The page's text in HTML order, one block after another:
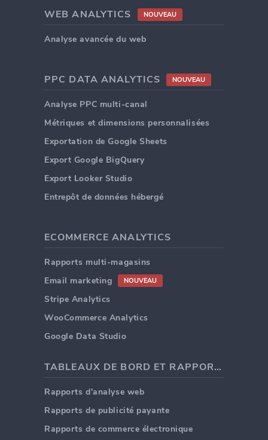
WEB ANALYTICS NOUVEAU
Analyse avancée du web
PPC DATA ANALYTICS NOUVEAU
Analyse PPC multi-canal
Métriques et dimensions personnalisées
Exportation de Google Sheets
Export Google BigQuery
Export Looker Studio
Entrepôt de données hébergé
ECOMMERCE ANALYTICS
Rapports multi-magasins
Email marketing
NOUVEAU
Stripe Analytics
WooCommerce Analytics
Google Data Studio
TABLEAUX DE BORD ET RAPPORTS
Rapports d'analyse web
Rapports de publicité payante
Rapports de commerce électronique